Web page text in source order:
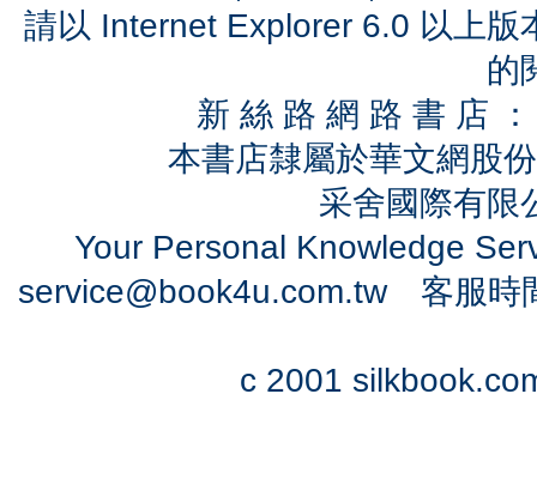
請以 Internet Explorer 6.0 以上
的
新 絲 路 網 路 書 店
本書店隸屬於華文網股
采舍國際有
Your Personal Knowledge
service@book4u.com.tw客服時
c 2001